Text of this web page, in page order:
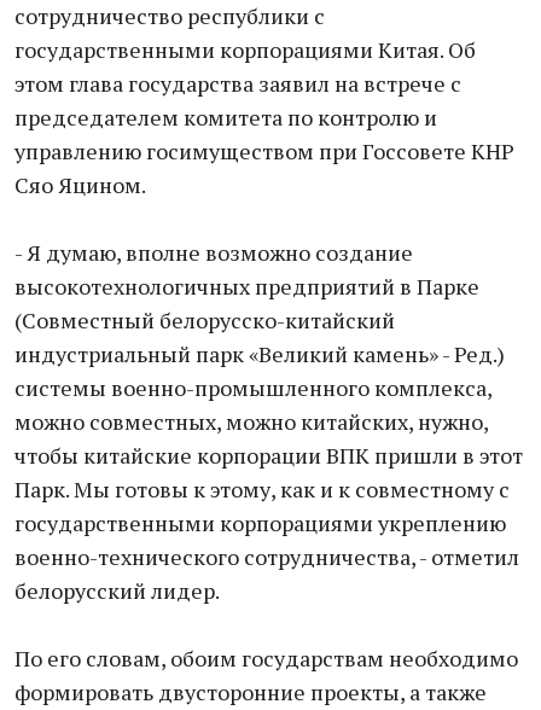
сотрудничество республики с
государственными корпорациями Китая. Об
этом глава государства заявил на встрече с
председателем комитета по контролю и
управлению госимуществом при Госсовете КНР
Сяо Яцином.
- Я думаю, вполне возможно создание
высокотехнологичных предприятий в Парке
(Совместный белорусско-китайский
индустриальный парк «Великий камень» - Ред.)
системы военно-промышленного комплекса,
можно совместных, можно китайских, нужно,
чтобы китайские корпорации ВПК пришли в этот
Парк. Мы готовы к этому, как и к совместному с
государственными корпорациями укреплению
военно-технического сотрудничества, - отметил
белорусский лидер.
По его словам, обоим государствам необходимо
формировать двусторонние проекты, а также